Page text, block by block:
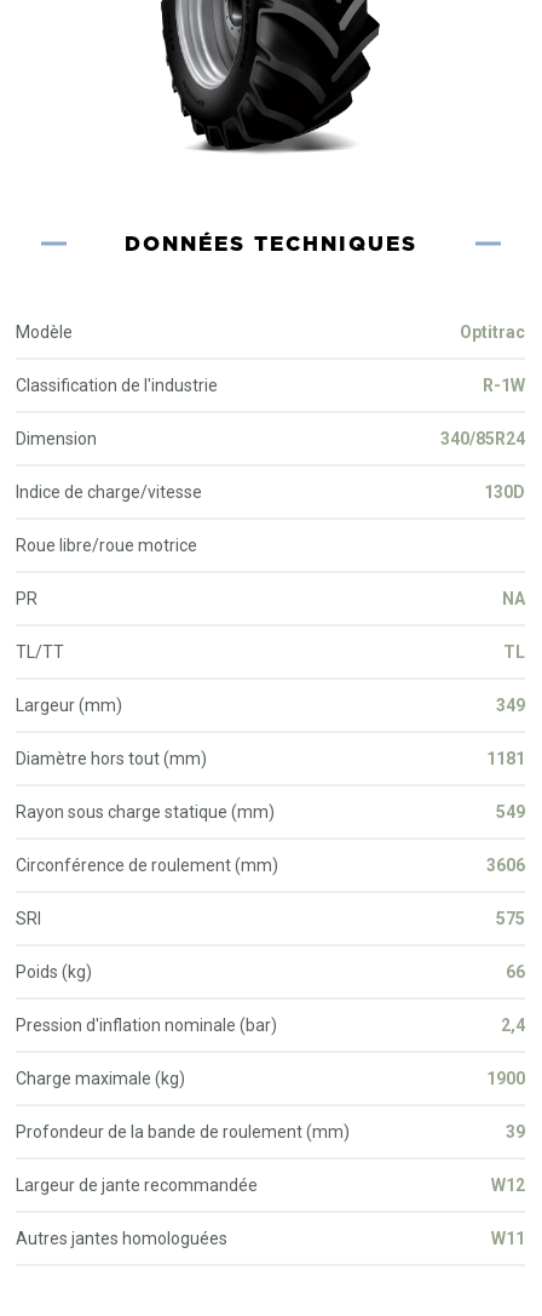
DONNÉES TECHNIQUES
Modèle Optitrac
Classification de l'industrie R-1W
Dimension 340/85R24
Indice de charge/vitesse 130D
Roue libre/roue motrice
PR NA
TL/TT TL
Largeur (mm) 349
Diamètre hors tout (mm) 1181
Rayon sous charge statique (mm) 549
Circonférence de roulement (mm) 3606
SRI 575
Poids (kg) 66
Pression d'inflation nominale (bar) 2,4
Charge maximale (kg) 1900
Profondeur de la bande de roulement (mm) 39
Largeur de jante recommandée W12
Autres jantes homologuées W11